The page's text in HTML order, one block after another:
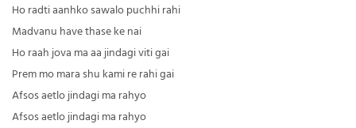
Ho radti aanhko sawalo puchhi rahi
Madvanu have thase ke nai
Ho raah jova ma aa jindagi viti gai
Prem mo mara shu kami re rahi gai
Afsos aetlo jindagi ma rahyo
Afsos aetlo jindagi ma rahyo